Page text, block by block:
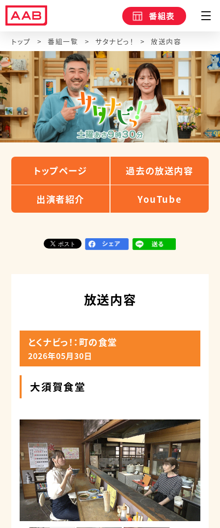
番組表
トップ 番組一覧 サタナビっ！ 放送内容
トップページ 過去の放送内容
出演者紹介 YouTube
放送内容
とくナビっ！：町の食堂
2026年05月30日
大須賀食堂